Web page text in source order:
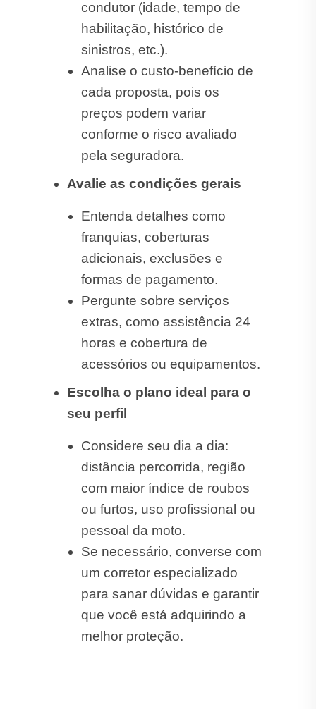
Avalie as condições gerais
Entenda detalhes como
franquias, coberturas
adicionais, exclusões e
formas de pagamento.
Pergunte sobre serviços
extras, como assistência 24
horas e cobertura de
Escolha o plano ideal para o
seu perfil
Considere seu dia a dia:
distância percorrida, região
com maior índice de roubos
ou furtos, uso profissional ou
pessoal da moto.
Se necessário, converse com
um corretor especializado
que você está adquirindo a
melhor proteção.
Quanto custa um
Seguro de Moto em
Cambará?
O valor do seguro varia de acordo